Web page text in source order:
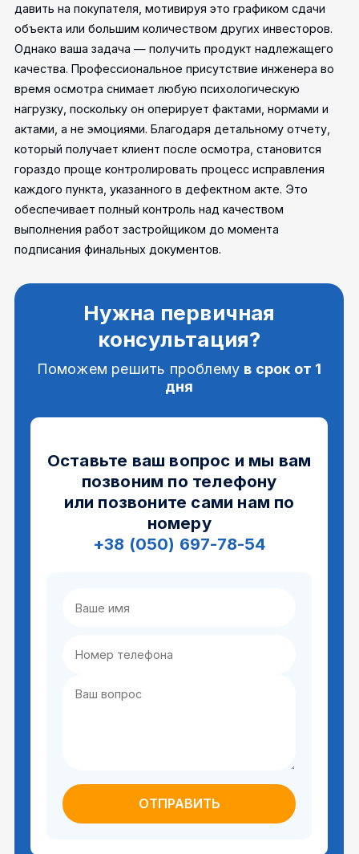
давить на покупателя, мотивируя это графиком сдачи
объекта или большим количеством других инвесторов.
Однако ваша задача — получить продукт надлежащего
качества. Профессиональное присутствие инженера во
время осмотра снимает любую психологическую
нагрузку, поскольку он оперирует фактами, нормами и
актами, а не эмоциями. Благодаря детальному отчету,
который получает клиент после осмотра, становится
гораздо проще контролировать процесс исправления
каждого пункта, указанного в дефектном акте. Это
обеспечивает полный контроль над качеством
выполнения работ застройщиком до момента
подписания финальных документов.
Нужна первичная
консультация?
Поможем решить проблему в срок от 1
дня
Оставьте ваш вопрос и мы вам
позвоним по телефону
или позвоните сами нам по
номеру
+38 (050) 697-78-54